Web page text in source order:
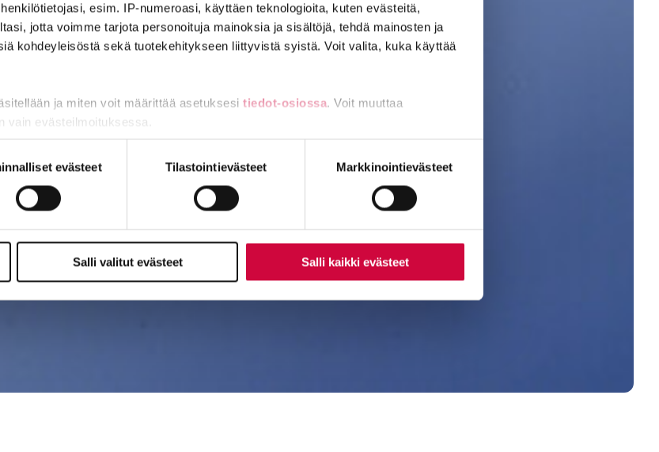
esim. IP-numeroasi, käyttäen teknologioita, kuten evästeitä,
jotta voimme tarjota personoituja mainoksia ja sisältöjä, tehdä mainosten ja
kohdeyleisöstä sekä tuotekehitykseen liittyvistä syistä. Voit valita, kuka käyttää
ja miten voit määrittää asetuksesi tiedot-osiossa. Voit muuttaa
vain evästeilmoituksessa.
sivuston toimintaa parantavia, ja osaa käytetään tilastointi- tai
evästeet Tilastointievästeet Markkinointievästeet
Salli valitut evästeet Salli kaikki evästeet